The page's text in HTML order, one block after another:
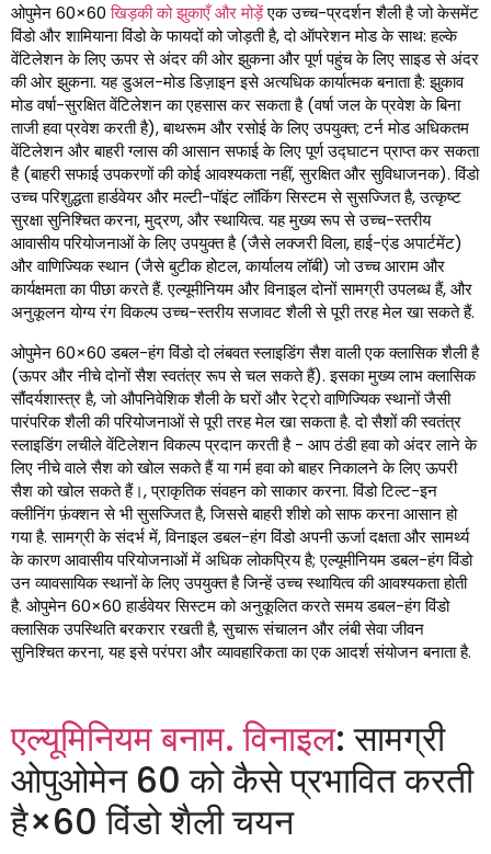
ओपुमेन 60×60खिड़की को झुकाएँ और मोड़ेंएक उच्च-प्रदर्शन शैली है जो केसमेंट
विंडो और शामियाना विंडो के फायदों को जोड़ती है, दो ऑपरेशन मोड के साथ: हल्के
वेंटिलेशन के लिए ऊपर से अंदर की ओर झुकना और पूर्ण पहुंच के लिए साइड से अंदर
की ओर झुकना. यह डुअल-मोड डिज़ाइन इसे अत्यधिक कार्यात्मक बनाता है: झुकाव
मोड वर्षा-सुरक्षित वेंटिलेशन का एहसास कर सकता है (वर्षा जल के प्रवेश के बिना
ताजी हवा प्रवेश करती है), बाथरूम और रसोई के लिए उपयुक्त; टर्न मोड अधिकतम
वेंटिलेशन और बाहरी ग्लास की आसान सफाई के लिए पूर्ण उद्घाटन प्राप्त कर सकता
है (बाहरी सफाई उपकरणों की कोई आवश्यकता नहीं, सुरक्षित और सुविधाजनक). विंडो
उच्च परिशुद्धता हार्डवेयर और मल्टी-पॉइंट लॉकिंग सिस्टम से सुसज्जित है, उत्कृष्ट
सुरक्षा सुनिश्चित करना, मुद्रण, और स्थायित्व. यह मुख्य रूप से उच्च-स्तरीय
आवासीय परियोजनाओं के लिए उपयुक्त है (जैसे लक्जरी विला, हाई-एंड अपार्टमेंट)
और वाणिज्यिक स्थान (जैसे बुटीक होटल, कार्यालय लॉबी) जो उच्च आराम और
कार्यक्षमता का पीछा करते हैं. एल्यूमीनियम और विनाइल दोनों सामग्री उपलब्ध हैं, और
अनुकूलन योग्य रंग विकल्प उच्च-स्तरीय सजावट शैली से पूरी तरह मेल खा सकते हैं.
ओपुमेन 60×60 डबल-हंग विंडो दो लंबवत स्लाइडिंग सैश वाली एक क्लासिक शैली है
(ऊपर और नीचे दोनों सैश स्वतंत्र रूप से चल सकते हैं). इसका मुख्य लाभ क्लासिक
सौंदर्यशास्त्र है, जो औपनिवेशिक शैली के घरों और रेट्रो वाणिज्यिक स्थानों जैसी
पारंपरिक शैली की परियोजनाओं से पूरी तरह मेल खा सकता है. दो सैशों की स्वतंत्र
स्लाइडिंग लचीले वेंटिलेशन विकल्प प्रदान करती है - आप ठंडी हवा को अंदर लाने के
लिए नीचे वाले सैश को खोल सकते हैं या गर्म हवा को बाहर निकालने के लिए ऊपरी
सैश को खोल सकते हैं।, प्राकृतिक संवहन को साकार करना. विंडो टिल्ट-इन
क्लीनिंग फ़ंक्शन से भी सुसज्जित है, जिससे बाहरी शीशे को साफ करना आसान हो
गया है. सामग्री के संदर्भ में, विनाइल डबल-हंग विंडो अपनी ऊर्जा दक्षता और सामर्थ्य
के कारण आवासीय परियोजनाओं में अधिक लोकप्रिय है; एल्यूमीनियम डबल-हंग विंडो
उन व्यावसायिक स्थानों के लिए उपयुक्त है जिन्हें उच्च स्थायित्व की आवश्यकता होती
है. ओपुमेन 60×60 हार्डवेयर सिस्टम को अनुकूलित करते समय डबल-हंग विंडो
क्लासिक उपस्थिति बरकरार रखती है, सुचारू संचालन और लंबी सेवा जीवन
सुनिश्चित करना, यह इसे परंपरा और व्यावहारिकता का एक आदर्श संयोजन बनाता है.
एल्यूमिनियम बनाम. विनाइल: सामग्री
ओपुओमेन 60 को कैसे प्रभावित करती
है×60 विंडो शैली चयन